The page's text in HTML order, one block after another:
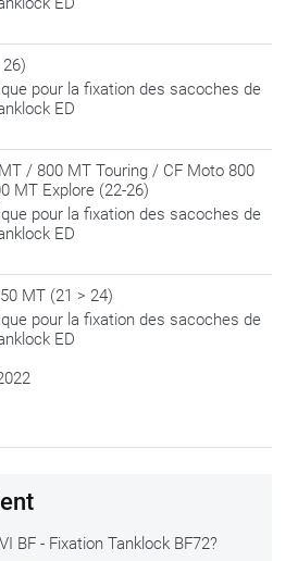
pour la fixation des sacoches de
ED
/ 800 MT Touring / CF Moto 800
MT Explore (22-26)
pour la fixation des sacoches de
ED
MT (21 > 24)
pour la fixation des sacoches de
ED
BF - Fixation Tanklock BF72?